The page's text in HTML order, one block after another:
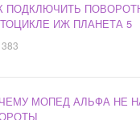
ПОДКЛЮЧИТЬ
ИЖ ПЛАНЕТА 5
МОПЕД АЛЬФА НЕ